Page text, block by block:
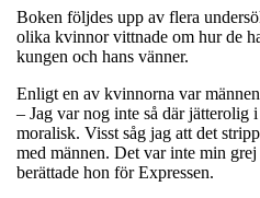
Boken följdes upp av flera
olika kvinnor vittnade om hur de
kungen och hans vänner.
Enligt en av kvinnorna var
– Jag var nog inte så där jätterolig
moralisk. Visst såg jag att det
med männen. Det var inte min
berättade hon för Expressen.